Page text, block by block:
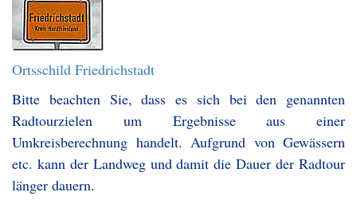
Ortsschild Friedrichstadt
Bitte beachten Sie, dass es sich bei den genannten
Radtourzielen um Ergebnisse aus einer
Umkreisberechnung handelt. Aufgrund von Gewässern
etc. kann der Landweg und damit die Dauer der Radtour
länger dauern.